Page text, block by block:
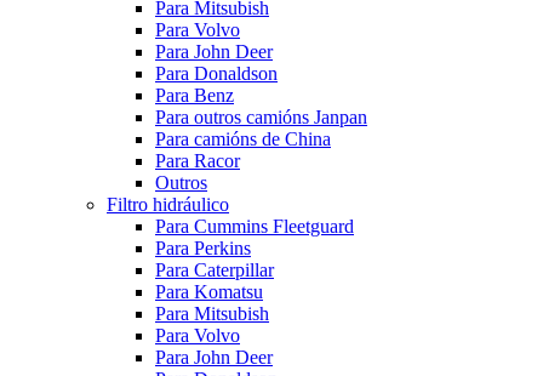
Para Mitsubish
Para Volvo
Para John Deer
Para Donaldson
Para Benz
Para outros camións Janpan
Para camións de China
Para Racor
Outros
Filtro hidráulico
Para Cummins Fleetguard
Para Perkins
Para Caterpillar
Para Komatsu
Para Mitsubish
Para Volvo
Para John Deer